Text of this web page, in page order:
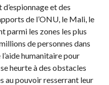
et des
de l’ONU, le Mali, le
parmi les zones les plus
de personnes dans
humanitaire pour
heurte à des obstacles
au pouvoir resserrant leur